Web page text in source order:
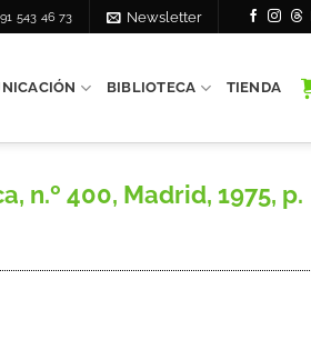
543 46 73 Newsletter
BIBLIOTECA TIENDA
n.º 400, Madrid, 1975, p.